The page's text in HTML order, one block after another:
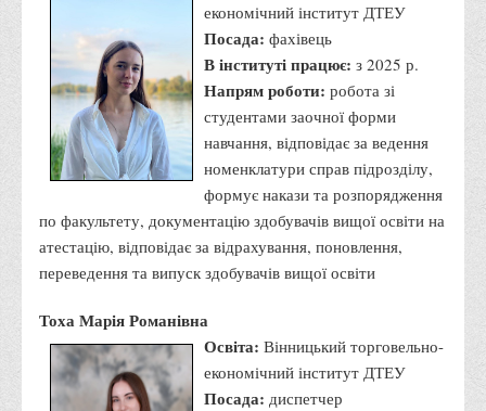
Порядок розрахунків за договорами
Положення про порядок розрахунків за договорами про
навчання(підготовку) громадян України
Порядок надання освітніх платних послуг
Перелік платних освітніх та інших послуг
Путівник першокурсника
Етичний кодекс здобувача вищої освіти
IP дайджест для студентів: про захист прав інтелектуальної
Система управління навчанням
Розклади, графіки
Розклад дзвінків
економічний інститут ДТЕУ
Посада: фахівець
В інституті працює: з 2025 р.
Напрям роботи: робота зі
студентами заочної форми
навчання, відповідає за ведення
номенклатури справ підрозділу,
формує накази та розпорядження
по факультету, документацію здобувачів вищої освіти на
атестацію, відповідає за відрахування, поновлення,
переведення та випуск здобувачів вищої освіти
Тоха Марія Романівна
Освіта: Вінницький торговельно-
економічний інститут ДТЕУ
Посада: диспетчер